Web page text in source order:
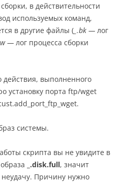
в действительности
используемых команд,
в другие файлы ( _.bk — лог
— лог процесса сборки
действия, выполненного
установку порта ftp/wget
системы.
скрипта вы не увидите в
образа _.disk.full, значит
Причину нужно